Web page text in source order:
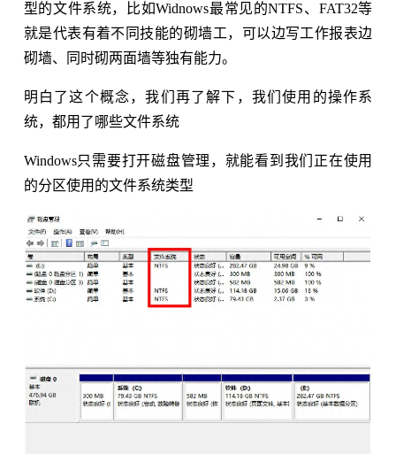
型的文件系统，比如Widnows最常见的NTFS、FAT32等
就是代表有着不同技能的砌墙工，可以边写工作报表边
砌墙、同时砌两面墙等独有能力。
明白了这个概念，我们再了解下，我们使用的操作系
统，都用了哪些文件系统
Windows只需要打开磁盘管理，就能看到我们正在使用
的分区使用的文件系统类型